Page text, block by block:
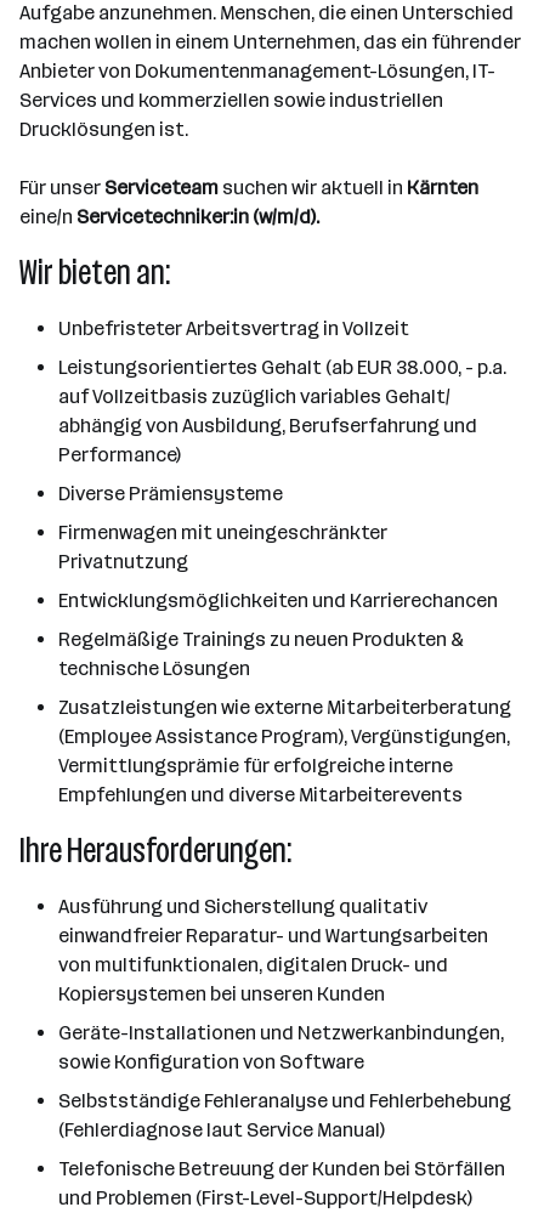
Aufgabe anzunehmen. Menschen, die einen Unterschied
machen wollen in einem Unternehmen, das ein führender
Anbieter von Dokumentenmanagement-Lösungen, IT-
Services und kommerziellen sowie industriellen
Drucklösungen ist.
Für unser Serviceteam suchen wir aktuell in Kärnten
eine/n Servicetechniker:in (w/m/d).
Wir bieten an:
Unbefristeter Arbeitsvertrag in Vollzeit
Leistungsorientiertes Gehalt (ab EUR 38.000, - p.a.
auf Vollzeitbasis zuzüglich variables Gehalt/
abhängig von Ausbildung, Berufserfahrung und
Performance)
Diverse Prämiensysteme
Firmenwagen mit uneingeschränkter
Privatnutzung
Entwicklungsmöglichkeiten und Karrierechancen
Regelmäßige Trainings zu neuen Produkten &
technische Lösungen
Zusatzleistungen wie externe Mitarbeiterberatung
(Employee Assistance Program), Vergünstigungen,
Vermittlungsprämie für erfolgreiche interne
Empfehlungen und diverse Mitarbeiterevents
Ihre Herausforderungen:
Ausführung und Sicherstellung qualitativ
einwandfreier Reparatur- und Wartungsarbeiten
von multifunktionalen, digitalen Druck- und
Kopiersystemen bei unseren Kunden
Geräte-Installationen und Netzwerkanbindungen,
sowie Konfiguration von Software
Selbstständige Fehleranalyse und Fehlerbehebung
(Fehlerdiagnose laut Service Manual)
Telefonische Betreuung der Kunden bei Störfällen
und Problemen (First-Level-Support/Helpdesk)